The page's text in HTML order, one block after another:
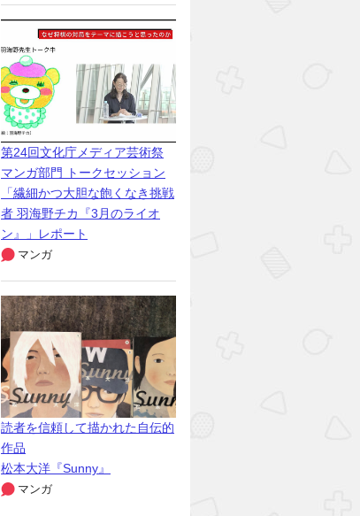
第24回文化庁メディア芸術祭
マンガ部門 トークセッション
「繊細かつ大胆な飽くなき挑戦
者 羽海野チカ『3月のライオ
ン』」レポート
マンガ
読者を信頼して描かれた自伝的
作品
松本大洋『Sunny』
マンガ